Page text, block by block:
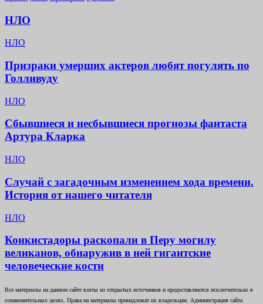
НЛО
НЛО
Призраки умерших актеров любят погулять по
Голливуду
НЛО
Сбывшиеся и несбывшиеся прогнозы фантаста
Артура Кларка
НЛО
Случай с загадочным изменением хода времени.
История от нашего читателя
НЛО
Конкистадоры раскопали в Перу могилу
великанов, обнаружив в ней гигантские
человеческие кости
Все материалы на данном сайте взяты из открытых источников и предоставляются исключительно в
ознакомительных целях. Права на материалы принадлежат их владельцам. Администрация сайта